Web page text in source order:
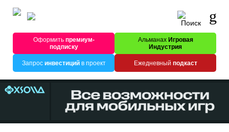
Оформитьпремиум-
подписку
Альманах Игровая
Индустрия
Запрос инвестицийв проект Ежедневный подкаст